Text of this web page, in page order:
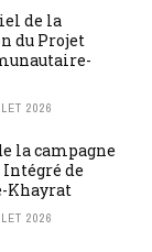
de la
du Projet
2026
la campagne
de
Khayrat
2026